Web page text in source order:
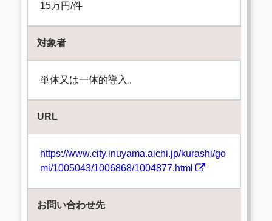
15万円/件
対象者
単体又は一体的導入。
URL
https://www.city.inuyama.aichi.jp/kurashi/go
mi/1005043/1006868/1004877.html
お問い合わせ先